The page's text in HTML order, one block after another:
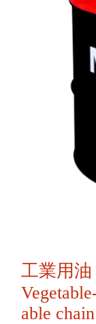
工業用油
able